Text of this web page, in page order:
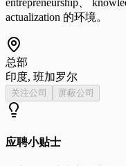
actualization 的环境。
总部
印度, 班加罗尔
关注公司 屏蔽公司
应聘小贴士